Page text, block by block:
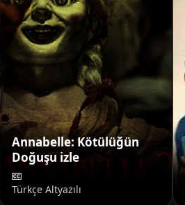
Annabelle: Kötülüğün
Doğuşu izle
Türkçe Altyazılı